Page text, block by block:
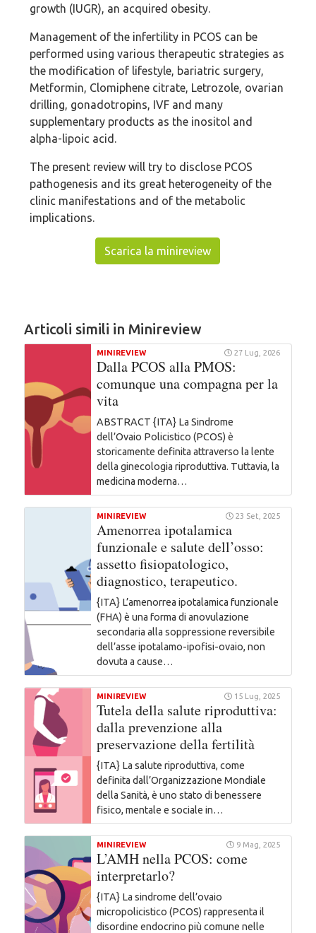
growth (IUGR), an acquired obesity.
Management of the infertility in PCOS can be
performed using various therapeutic strategies as
the modification of lifestyle, bariatric surgery,
Metformin, Clomiphene citrate, Letrozole, ovarian
drilling, gonadotropins, IVF and many
supplementary products as the inositol and
alpha-lipoic acid.
The present review will try to disclose PCOS
pathogenesis and its great heterogeneity of the
clinic manifestations and of the metabolic
implications.
Scarica la minireview
Articoli simili in Minireview
MINIREVIEW 27 Lug, 2026
Dalla PCOS alla PMOS:
comunque una compagna per la
vita
ABSTRACT {ITA} La Sindrome
dell’Ovaio Policistico (PCOS) è
storicamente definita attraverso la lente
della ginecologia riproduttiva. Tuttavia, la
medicina moderna…
MINIREVIEW 23 Set, 2025
Amenorrea ipotalamica
funzionale e salute dell’osso:
assetto fisiopatologico,
diagnostico, terapeutico.
{ITA} L’amenorrea ipotalamica funzionale
(FHA) è una forma di anovulazione
secondaria alla soppressione reversibile
dell’asse ipotalamo-ipofisi-ovaio, non
dovuta a cause…
MINIREVIEW 15 Lug, 2025
Tutela della salute riproduttiva:
dalla prevenzione alla
preservazione della fertilità
{ITA} La salute riproduttiva, come
definita dall’Organizzazione Mondiale
della Sanità, è uno stato di benessere
fisico, mentale e sociale in…
MINIREVIEW 9 Mag, 2025
L’AMH nella PCOS: come
interpretarlo?
{ITA} La sindrome dell’ovaio
micropolicistico (PCOS) rappresenta il
disordine endocrino più comune nelle